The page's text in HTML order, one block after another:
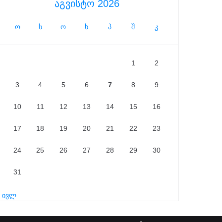
აგვისტო 2026
ო ს ო ხ პ შ კ
1 2
3 4 5 6 7 8 9
10 11 12 13 14 15 16
17 18 19 20 21 22 23
24 25 26 27 28 29 30
31
ივლ